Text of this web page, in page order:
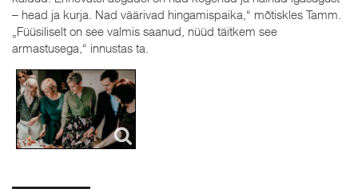
– head ja kurja. Nad väärivad hingamispaika,“ mõtiskles Tamm.
„Füüsiliselt on see valmis saanud, nüüd täitkem see
armastusega,“ innustas ta.